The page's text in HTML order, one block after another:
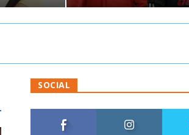
SOCIAL